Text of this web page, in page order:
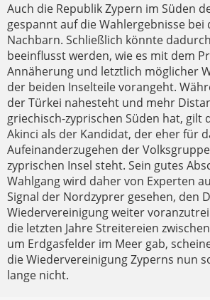
Auch die Republik Zypern im Süden
gespannt auf die Wahlergebnisse
Nachbarn. Schließlich könnte
beeinflusst werden, wie es mit dem
Annäherung und letztlich möglicher
der beiden Inselteile vorangeht.
der Türkei nahesteht und mehr
griechisch-zyprischen Süden hat, gilt
Akinci als der Kandidat, der eher für
Aufeinanderzugehen der
zyprischen Insel steht. Sein gutes
Wahlgang wird daher von Experten
Signal der Nordzyprer gesehen, den
Wiedervereinigung weiter
die letzten Jahre Streitereien
um Erdgasfelder im Meer gab,
die Wiedervereinigung Zyperns nun
lange nicht.